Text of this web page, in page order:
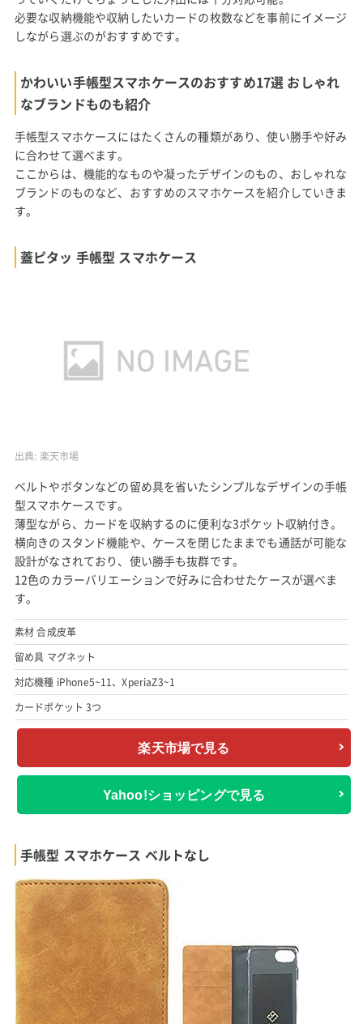
必要な収納機能や収納したいカードの枚数などを事前にイメージ
しながら選ぶのがおすすめです。
かわいい手帳型スマホケースのおすすめ17選 おしゃれ
なブランドものも紹介
手帳型スマホケースにはたくさんの種類があり、使い勝手や好み
に合わせて選べます。
ここからは、機能的なものや凝ったデザインのもの、おしゃれな
ブランドのものなど、おすすめのスマホケースを紹介していきま
す。
蓋ピタッ 手帳型 スマホケース
出典: 楽天市場
ベルトやボタンなどの留め具を省いたシンプルなデザインの手帳
型スマホケースです。
薄型ながら、カードを収納するのに便利な3ポケット収納付き。
横向きのスタンド機能や、ケースを閉じたままでも通話が可能な
設計がなされており、使い勝手も抜群です。
12色のカラーバリエーションで好みに合わせたケースが選べま
す。
素材 合成皮革
留め具 マグネット
対応機種 iPhone5~11、XperiaZ3~1
カードポケット 3つ
楽天市場で見る
Yahoo!ショッピングで見る
手帳型 スマホケース ベルトなし